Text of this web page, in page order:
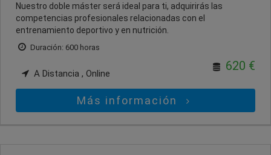
Nuestro doble máster será ideal para ti, adquirirás las
competencias profesionales relacionadas con el
entrenamiento deportivo y en nutrición.
Duración: 600 horas
A Distancia , Online
620 €
Más información